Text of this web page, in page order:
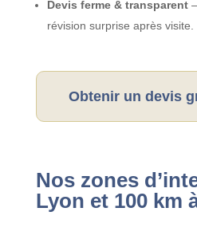
Devis ferme & transparent
révision surprise après visite.
Obtenir un devis
Nos zones
Lyon et 100 km